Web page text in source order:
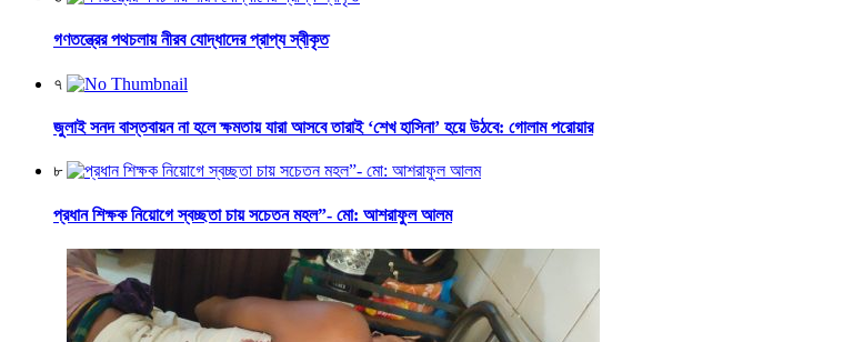
গণতন্ত্রের পথচলায় নীরব যোদ্ধাদের প্রাপ্য স্বীকৃত
৭
জুলাই সনদ বাস্তবায়ন না হলে ক্ষমতায় যারা আসবে তারাই ‘শেখ হাসিনা’ হয়ে উঠবে: গোলাম পরোয়ার
৮
প্রধান শিক্ষক নিয়োগে স্বচ্ছতা চায় সচেতন মহল”- মো: আশরাফুল আলম